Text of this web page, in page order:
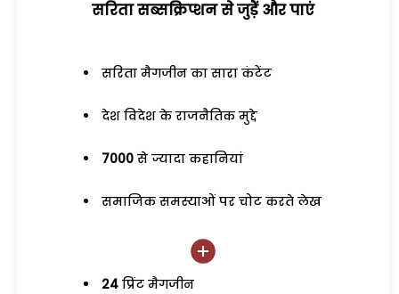
सरिता सब्सक्रिप्शन से जुड़ेें और पाएं
सरिता मैगजीन का सारा कंटेंट
देश विदेश के राजनैतिक मुद्दे
7000 से ज्यादा कहानियां
समाजिक समस्याओं पर चोट करते लेख
24 प्रिंट मैगजीन